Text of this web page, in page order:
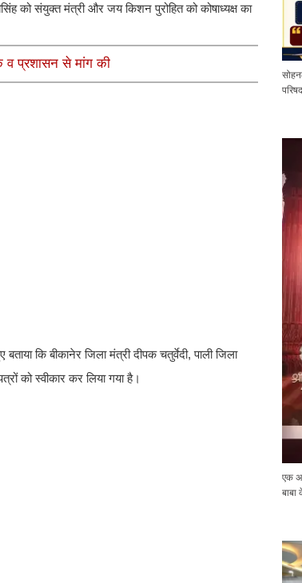
को संयुक्त मंत्री और जय किशन पुरोहित को कोषाध्यक्ष का
व प्रशासन से मांग की
कि बीकानेर जिला मंत्री दीपक चतुर्वेदी, पाली जिला
को स्वीकार कर लिया गया है।
एक
बाबा